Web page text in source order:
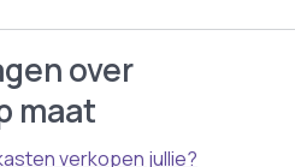
over
maat
verkopen jullie?